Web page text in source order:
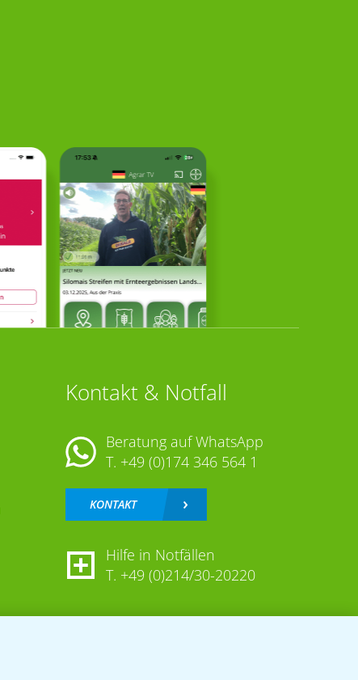
Kontakt & Notfall
Beratung auf WhatsApp
T. +49 (0)174 346 564 1
KONTAKT
Hilfe in Notfällen
T. +49 (0)214/30-20220